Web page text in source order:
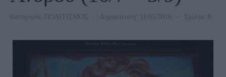
Κατηγορία: ΠΟΛΙΤΙΣΜΟΣ Δημοσίευση: 11/05/2016 Σχόλια: 8